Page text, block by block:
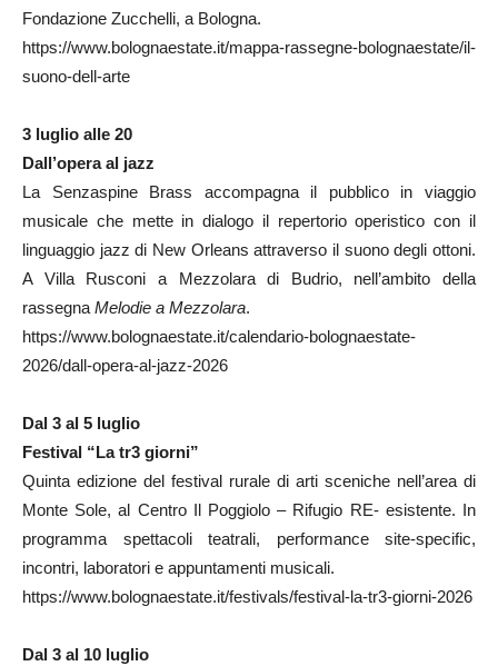
Fondazione Zucchelli, a Bologna.
https://www.bolognaestate.it/mappa-rassegne-bolognaestate/il-
suono-dell-arte
3 luglio alle 20
Dall’opera al jazz
La Senzaspine Brass accompagna il pubblico in viaggio
musicale che mette in dialogo il repertorio operistico con il
linguaggio jazz di New Orleans attraverso il suono degli ottoni.
A Villa Rusconi a Mezzolara di Budrio, nell’ambito della
rassegna Melodie a Mezzolara.
https://www.bolognaestate.it/calendario-bolognaestate-
2026/dall-opera-al-jazz-2026
Dal 3 al 5 luglio
Festival “La tr3 giorni”
Quinta edizione del festival rurale di arti sceniche nell’area di
Monte Sole, al Centro Il Poggiolo – Rifugio RE- esistente. In
programma spettacoli teatrali, performance site-specific,
incontri, laboratori e appuntamenti musicali.
https://www.bolognaestate.it/festivals/festival-la-tr3-giorni-2026
Dal 3 al 10 luglio